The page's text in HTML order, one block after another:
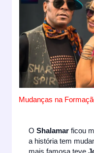
Mudanças na
OShalamar ficou
a história tem